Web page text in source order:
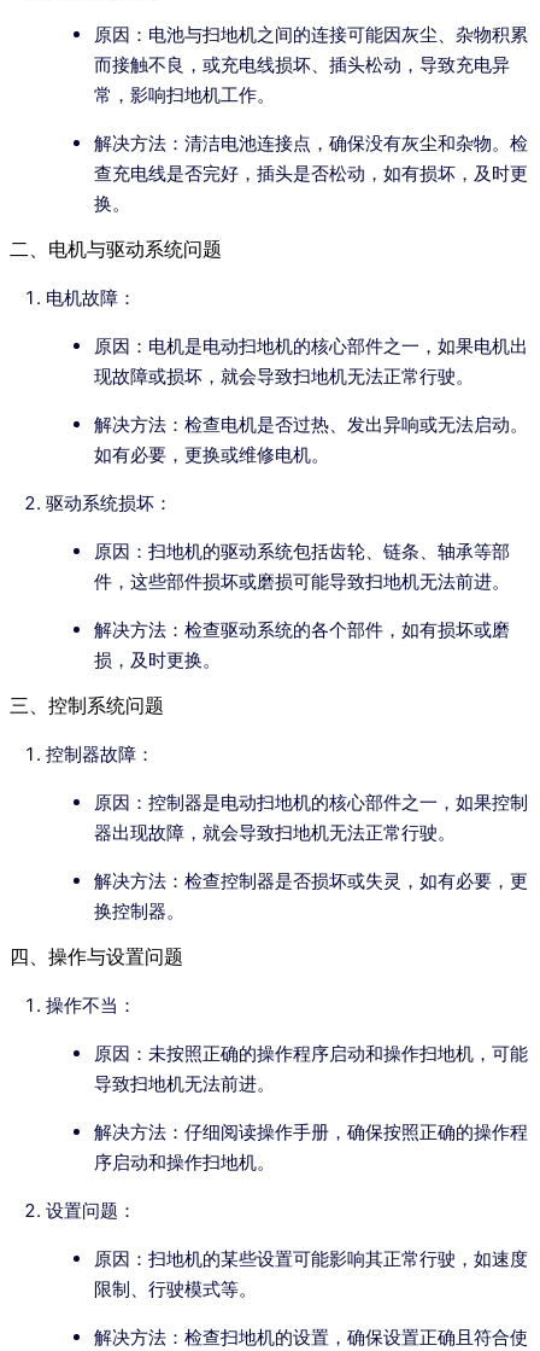
原因：电池与扫地机之间的连接可能因灰尘、杂物积累
而接触不良，或充电线损坏、插头松动，导致充电异
常，影响扫地机工作。
解决方法：清洁电池连接点，确保没有灰尘和杂物。检
查充电线是否完好，插头是否松动，如有损坏，及时更
换。
二、电机与驱动系统问题
电机故障：
原因：电机是电动扫地机的核心部件之一，如果电机出
现故障或损坏，就会导致扫地机无法正常行驶。
解决方法：检查电机是否过热、发出异响或无法启动。
如有必要，更换或维修电机。
驱动系统损坏：
原因：扫地机的驱动系统包括齿轮、链条、轴承等部
件，这些部件损坏或磨损可能导致扫地机无法前进。
解决方法：检查驱动系统的各个部件，如有损坏或磨
损，及时更换。
三、控制系统问题
控制器故障：
原因：控制器是电动扫地机的核心部件之一，如果控制
器出现故障，就会导致扫地机无法正常行驶。
解决方法：检查控制器是否损坏或失灵，如有必要，更
换控制器。
四、操作与设置问题
操作不当：
原因：未按照正确的操作程序启动和操作扫地机，可能
导致扫地机无法前进。
解决方法：仔细阅读操作手册，确保按照正确的操作程
序启动和操作扫地机。
设置问题：
原因：扫地机的某些设置可能影响其正常行驶，如速度
限制、行驶模式等。
解决方法：检查扫地机的设置，确保设置正确且符合使